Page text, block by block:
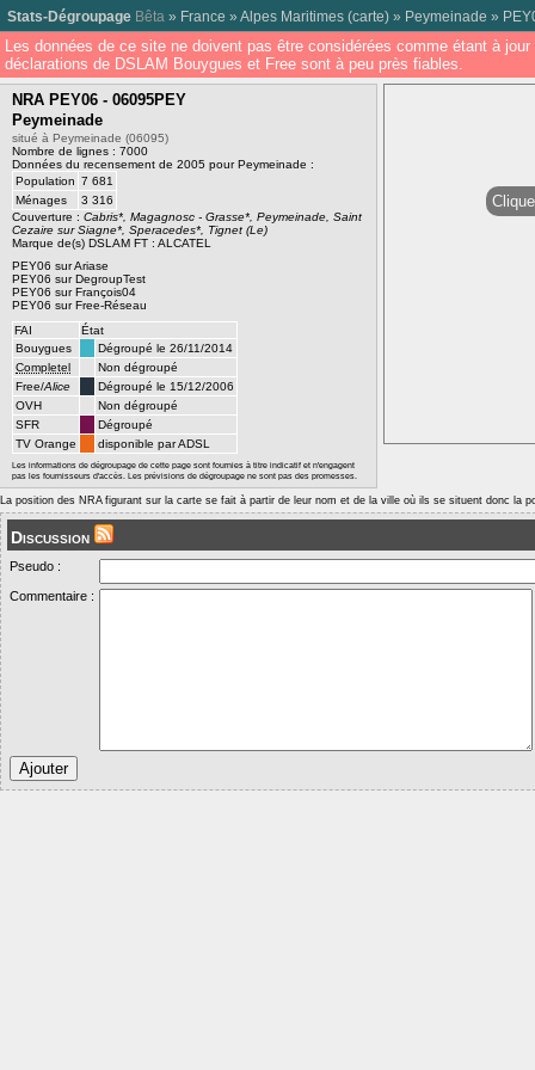
Stats-Dégroupage Bêta » France » Alpes Maritimes (carte) » Peymeinade »
Les données de ce site ne doivent pas être considérées comme étant à
déclarations de DSLAM Bouygues et Free sont à peu près fiables.
NRA PEY06 - 06095PEY
Peymeinade
situé à Peymeinade (06095)
Nombre de lignes : 7000
Données du recensement de 2005 pour Peymeinade :
Population 7 681
Ménages
3 316
Couverture : Cabris*, Magagnosc - Grasse*, Peymeinade, Saint
Cezaire sur Siagne*, Speracedes*, Tignet (Le)
Marque de(s) DSLAM FT : ALCATEL
PEY06 sur Ariase
PEY06 sur DegroupTest
PEY06 sur François04
PEY06 sur Free-Réseau
FAI
État
Bouygues
Dégroupé le 26/11/2014
Completel
Non dégroupé
Free/Alice
Dégroupé le 15/12/2006
OVH
Non dégroupé
SFR
Dégroupé
TV Orange
disponible par ADSL
Les informations de dégroupage de cette page sont fournies à titre indicatif et n'engagent
pas les fournisseurs d'accès. Les prévisions de dégroupage ne sont pas des promesses.
La position des NRA figurant sur la carte se fait à partir de leur nom et de la ville où ils se situent donc la
Discussion
Pseudo :
Commentaire :